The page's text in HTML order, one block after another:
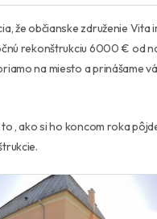
že občianske združenie Vita
rekonštrukciu 6000 € od
na miesto a prinášame
to , ako si ho koncom roka